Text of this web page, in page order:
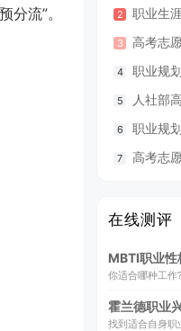
流”。
职业生涯规划师
高考志愿规
职业规划师
人社部高考志愿
职业规划
高考志愿规划师
在线测评
MBTI职业性
你适合哪种工作?
霍兰德职业
找到适合自身职